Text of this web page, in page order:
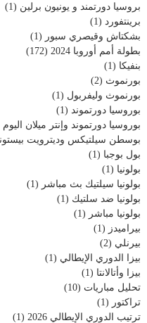
بروسيا دورتمند و يونيون برلين (1)
برينتفورد (1)
بشكتاش وقيصري سبور (1)
بطولة أمم أوروبا 2024
(172)
بنفيكا (1)
بورنموث (2)
بورنموث وليفربول (1)
بوروسيا دورتموند (1)
بوروسيا دورتموند وإنتر ميلان اليوم
بوسطن سيلتيكس وديترويت
بول بوجبا (1)
بولونيا (1)
بولونيا سيلتيك بث مباشر (1)
بولونيا ضد سلتيك (1)
بولونيا مباشر (1)
بيراميدز (1)
بيرنلي (2)
بيزا الدوري الإيطالي (1)
بيزا وأتالانتا (1)
تحليل مباريات (10)
تراكتور (1)
ترتيب الدوري الإيطالي 2026
(1)